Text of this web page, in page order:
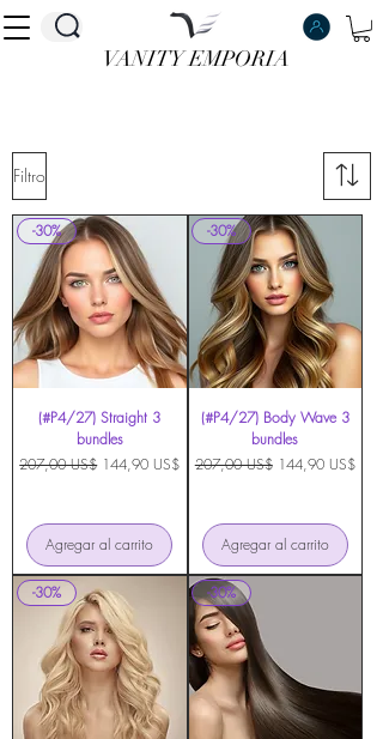
VANITY EMPORIA
VANITY EMPORIA
Filtro
-30%
(#P4/27) Straight 3
bundles
Precio
207,00 US$ Precio de oferta
144,90 US$
Agregar al carrito
-30%
(#P4/27) Body Wave 3
bundles
Precio
207,00 US$ Precio de oferta
144,90 US$
Agregar al carrito
-30% -30%